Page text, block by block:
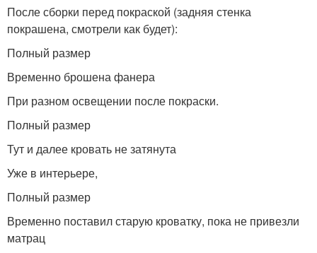
После сборки перед покраской (задняя стенка
покрашена, смотрели как будет):
Полный размер
Временно брошена фанера
При разном освещении после покраски.
Полный размер
Тут и далее кровать не затянута
Уже в интерьере,
Полный размер
Временно поставил старую кроватку, пока не привезли
матрац